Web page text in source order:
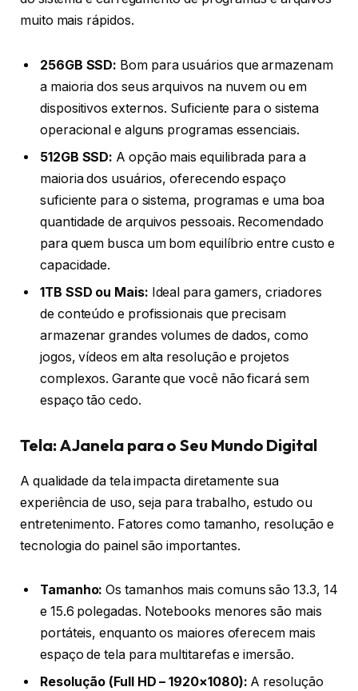
muito mais rápidos.
256GB SSD: Bom para usuários que armazenam
a maioria dos seus arquivos na nuvem ou em
dispositivos externos. Suficiente para o sistema
operacional e alguns programas essenciais.
512GB SSD: A opção mais equilibrada para a
maioria dos usuários, oferecendo espaço
suficiente para o sistema, programas e uma boa
quantidade de arquivos pessoais. Recomendado
para quem busca um bom equilíbrio entre custo e
capacidade.
1TB SSD ou Mais: Ideal para gamers, criadores
de conteúdo e profissionais que precisam
armazenar grandes volumes de dados, como
jogos, vídeos em alta resolução e projetos
complexos. Garante que você não ficará sem
espaço tão cedo.
Tela: A Janela para o Seu Mundo Digital
A qualidade da tela impacta diretamente sua
experiência de uso, seja para trabalho, estudo ou
entretenimento. Fatores como tamanho, resolução e
tecnologia do painel são importantes.
Tamanho: Os tamanhos mais comuns são 13.3, 14
e 15.6 polegadas. Notebooks menores são mais
portáteis, enquanto os maiores oferecem mais
espaço de tela para multitarefas e imersão.
Resolução (Full HD – 1920×1080): A resolução